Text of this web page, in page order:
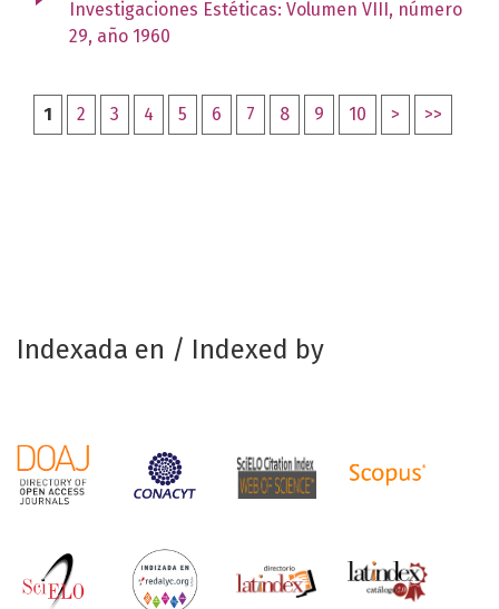
Investigaciones Estéticas: Volumen VIII, número
29, año 1960
1 2 3 4 5 6 7 8 9 10 > >>
Indexada en / Indexed by